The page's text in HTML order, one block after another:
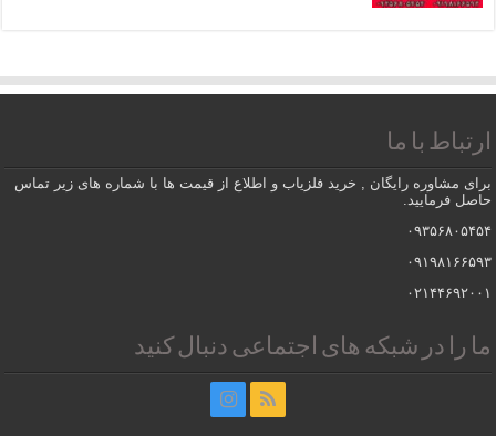
ارتباط با ما
برای مشاوره رایگان , خرید فلزیاب و اطلاع از قیمت ها با شماره های زیر تماس
حاصل فرمایید.
۰۹۳۵۶۸۰۵۴۵۴
۰۹۱۹۸۱۶۶۵۹۳
۰۲۱۴۴۶۹۲۰۰۱
ما را در شبکه های اجتماعی دنبال کنید